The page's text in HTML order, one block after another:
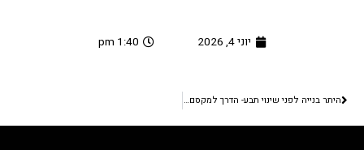
יוני 4, 2026 1:40 pm
היתר בנייה לפני שינוי תבע- הדרך למקסם זכויות בנכס